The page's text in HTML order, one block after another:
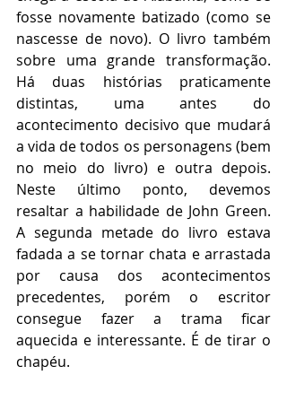
fosse novamente batizado (como se
nascesse de novo). O livro também
sobre uma grande transformação.
Há duas histórias praticamente
distintas, uma antes do
acontecimento decisivo que mudará
a vida de todos os personagens (bem
no meio do livro) e outra depois.
Neste último ponto, devemos
resaltar a habilidade de John Green.
A segunda metade do livro estava
fadada a se tornar chata e arrastada
por causa dos acontecimentos
precedentes, porém o escritor
consegue fazer a trama ficar
aquecida e interessante. É de tirar o
chapéu.